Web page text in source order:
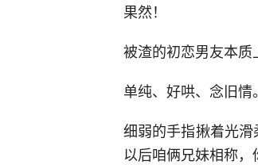
果然！
被渣的初恋男友本质
单纯、好哄、念旧情。
细弱的手指揪着光滑
以后咱俩兄妹相称